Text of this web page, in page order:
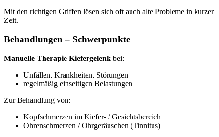
Mit den richtigen Griffen lösen sich oft auch alte Probleme in kurzer
Zeit.
Behandlungen – Schwerpunkte
Manuelle Therapie Kiefergelenk bei:
Unfällen, Krankheiten, Störungen
regelmäßig einseitigen Belastungen
Zur Behandlung von:
Kopfschmerzen im Kiefer- / Gesichtsbereich
Ohrenschmerzen / Ohrgeräuschen (Tinnitus)